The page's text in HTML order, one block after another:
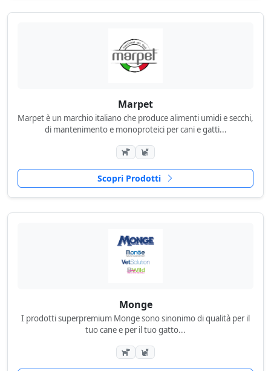
Marpet
Marpet è un marchio italiano che produce alimenti umidi e secchi,
di mantenimento e monoproteici per cani e gatti...
Scopri Prodotti
Monge
I prodotti superpremium Monge sono sinonimo di qualità per il
tuo cane e per il tuo gatto...